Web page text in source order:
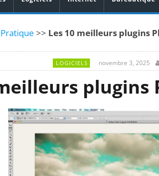
>> Les 10 meilleurs plugins
LOGICIELS novembre 3, 2025